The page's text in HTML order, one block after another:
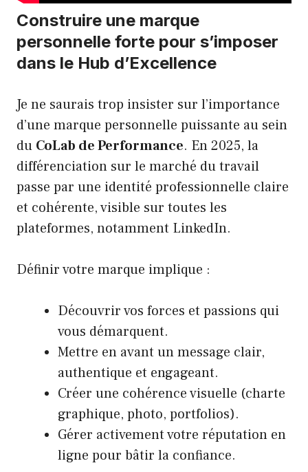
Construire une marque
personnelle forte pour s’imposer
dans le Hub d’Excellence
Je ne saurais trop insister sur l’importance
d’une marque personnelle puissante au sein
du CoLab de Performance. En 2025, la
différenciation sur le marché du travail
passe par une identité professionnelle claire
et cohérente, visible sur toutes les
plateformes, notamment LinkedIn.
Définir votre marque implique :
Découvrir vos forces et passions qui
vous démarquent.
Mettre en avant un message clair,
authentique et engageant.
Créer une cohérence visuelle (charte
graphique, photo, portfolios).
Gérer activement votre réputation en
ligne pour bâtir la confiance.